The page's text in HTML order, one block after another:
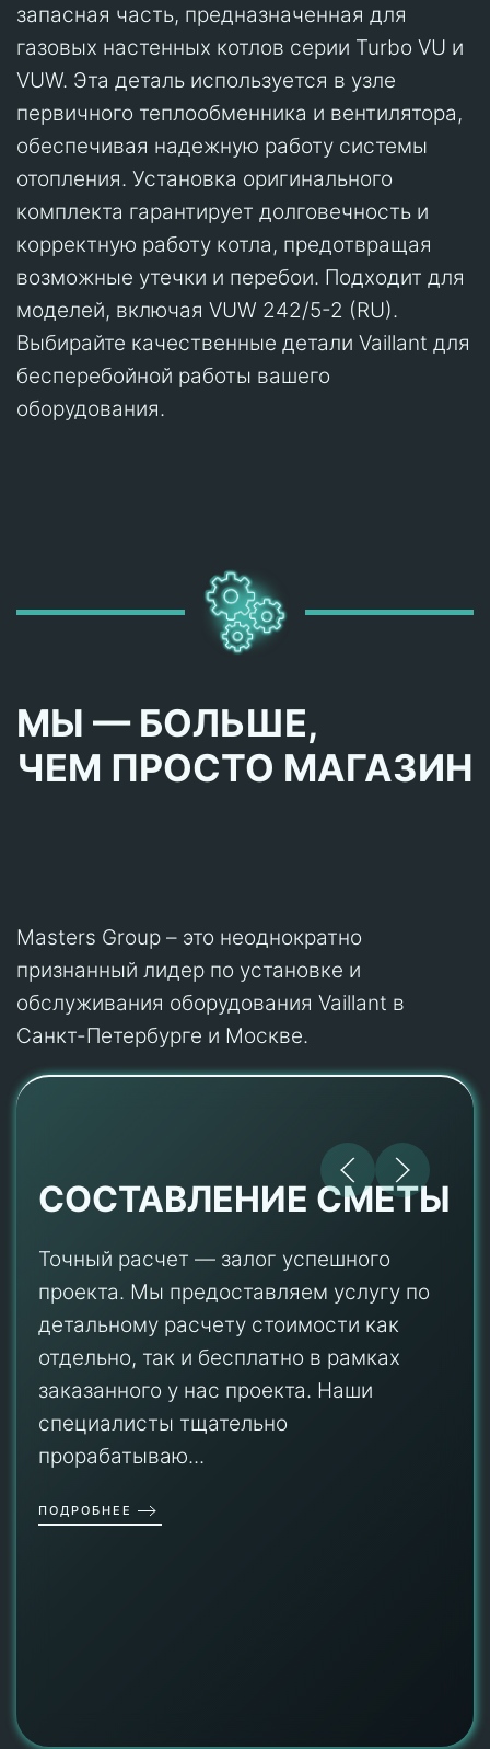
запасная часть, предназначенная для
газовых настенных котлов серии Turbo VU и
VUW. Эта деталь используется в узле
первичного теплообменника и вентилятора,
обеспечивая надежную работу системы
отопления. Установка оригинального
комплекта гарантирует долговечность и
корректную работу котла, предотвращая
возможные утечки и перебои. Подходит для
моделей, включая VUW 242/5-2 (RU).
Выбирайте качественные детали Vaillant для
бесперебойной работы вашего
оборудования.
МЫ — БОЛЬШЕ,
ЧЕМ ПРОСТО МАГАЗИН
Masters Group – это неоднократно
признанный лидер по установке и
обслуживания оборудования Vaillant в
Санкт-Петербурге и Москве.
СОСТАВЛЕНИЕ СМЕТЫ
Точный расчет — залог успешного
проекта. Мы предоставляем услугу по
детальному расчету стоимости как
отдельно, так и бесплатно в рамках
заказанного у нас проекта. Наши
специалисты тщательно
прорабатываю...
ПОДРОБНЕЕ